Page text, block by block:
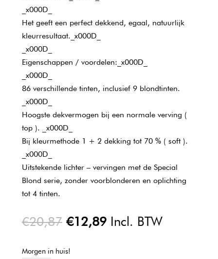
_x000D_
Het geeft een perfect dekkend, egaal, natuurlijk
kleurresultaat._x000D_
_x000D_
Eigenschappen / voordelen:_x000D_
_x000D_
86 verschillende tinten, inclusief 9 blondtinten.
_x000D_
Hoogste dekvermogen bij een normale verving (
top ). _x000D_
Bij kleurmethode 1 + 2 dekking tot 70 % ( soft ).
_x000D_
Uitstekende lichter – vervingen met de Special
Blond serie, zonder voorblonderen en oplichting
tot 4 tinten.
€20,87 Oorspronkelijke
was:
€12,89Huidige
Incl. BTW
Morgen in huis!